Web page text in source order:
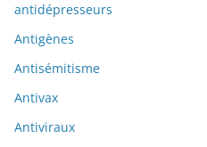
antidépresseurs
Antigènes
Antisémitisme
Antivax
Antiviraux